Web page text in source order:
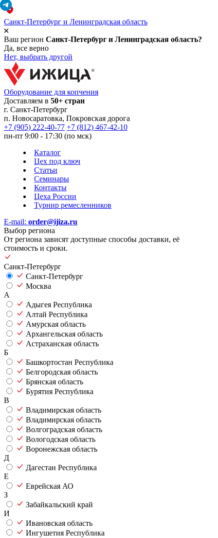
Санкт-Петербург и Ленинградская область
Ваш регион Санкт-Петербург и Ленинградская область?
Да, все верно
Нет, выбрать другой
Оборудование для копчения
Доставляем в 50+ стран
г. Санкт-Петербург
п. Новосаратовка, Покровская дорога
+7 (905) 222-40-77 +7 (812) 467-42-10
пн-пт 9:00 - 17:30 (по мск)
Каталог
Цех под ключ
Статьи
Семинары
Контакты
Цеха России
Турнир ремесленников
E-mail: order@ijiza.ru
Выбор региона
От региона зависят доступные способы доставки, её
стоимость и сроки.
Санкт-Петербург
Санкт-Петербург
Москва
А
Адыгея Республика
Алтай Республика
Амурская область
Архангельская область
Астраханская область
Б
Башкортостан Республика
Белгородская область
Брянская область
Бурятия Республика
В
Владимирская область
Владимирская область
Волгоградская область
Вологодская область
Воронежская область
Д
Дагестан Республика
Е
Еврейская АО
З
Забайкальский край
И
Ивановская область
Ингушетия Республика